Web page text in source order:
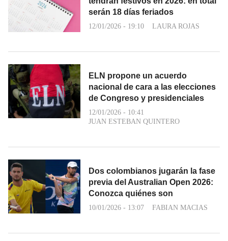
serán 18 días feriados
12/01/2026 - 19:10 LAURA ROJAS
ELN propone un acuerdo
nacional de cara a las elecciones
de Congreso y presidenciales
12/01/2026 - 10:41
JUAN ESTEBAN QUINTERO
Dos colombianos jugarán la fase
previa del Australian Open 2026:
Conozca quiénes son
10/01/2026 - 13:07 FABIAN MACIAS